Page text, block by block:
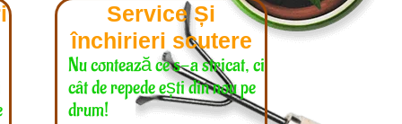
Service Și
închirieri scutere
Nu contează ce s-a stricat, ci
cât de repede ești din nou pe
drum!